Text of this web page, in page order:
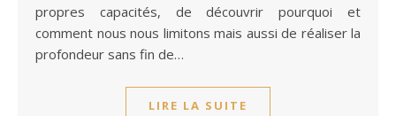
propres capacités, de découvrir pourquoi et
comment nous nous limitons mais aussi de réaliser la
profondeur sans fin de…
LIRE LA SUITE